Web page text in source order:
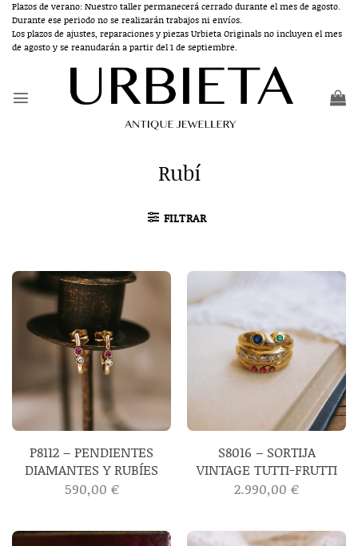
Saltar
contenido
Plazos de verano: Nuestro taller permanecerá cerrado durante el mes de agosto.
Durante ese periodo no se realizarán trabajos ni envíos.
Los plazos de ajustes, reparaciones y piezas Urbieta Originals no incluyen el mes
de agosto y se reanudarán a partir del 1 de septiembre.
Rubí
FILTRAR
P8112 – PENDIENTES
DIAMANTES Y RUBÍES
590,00 €
S8016 – SORTIJA
VINTAGE TUTTI-FRUTTI
2.990,00 €